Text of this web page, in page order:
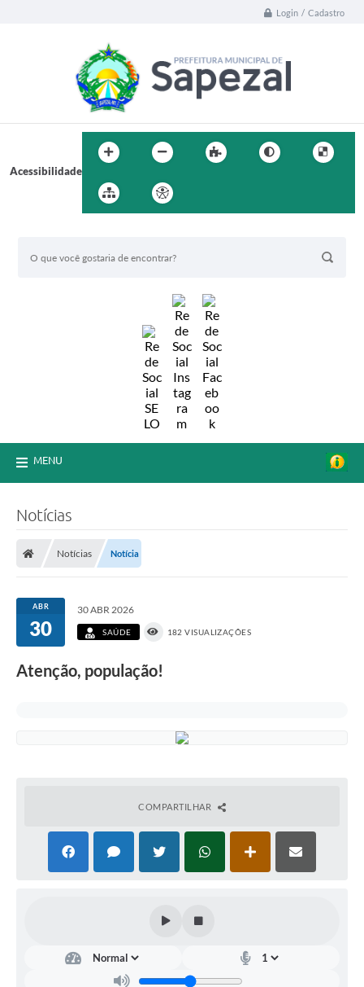
Login / Cadastro
Acessibilidade
MENU
Notícias
Notícias Notícia
ABR
30
30 ABR 2026
SAÚDE 182 VISUALIZAÇÕES
Atenção, população!
COMPARTILHAR